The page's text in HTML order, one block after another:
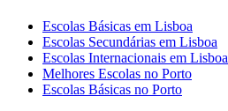
Escolas Básicas em Lisboa
Escolas Secundárias em Lisboa
Escolas Internacionais em Lisboa
Melhores Escolas no Porto
Escolas Básicas no Porto